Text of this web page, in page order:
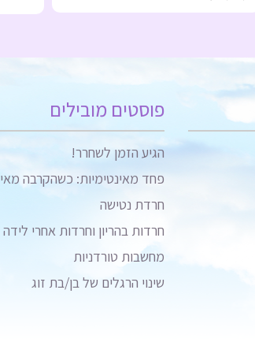
פוסטים מובילים
הגיע הזמן לשחרר!
פחד מאינטימיות: כשהקרבה
חרדת נטישה
חרדות בהריון וחרדות אחרי לידה
מחשבות טורדניות
שינוי הרגלים של בן/בת זוג